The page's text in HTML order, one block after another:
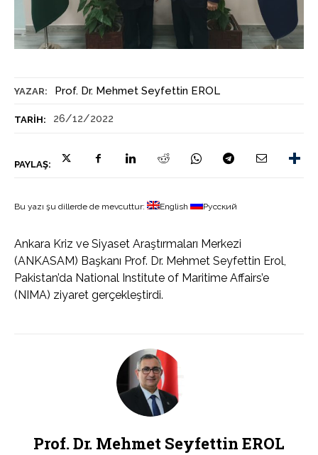
YAZAR: Prof. Dr. Mehmet Seyfettin EROL
TARIH: 26/12/2022
PAYLAŞ:
Bu yazı şu dillerde de mevcuttur: English Русский
Ankara Kriz ve Siyaset Araştırmaları Merkezi
(ANKASAM) Başkanı Prof. Dr. Mehmet Seyfettin Erol,
Pakistan’da National Institute of Maritime Affairs’e
(NIMA) ziyaret gerçekleştirdi.
Prof. Dr. Mehmet Seyfettin EROL